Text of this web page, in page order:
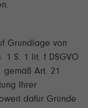
Grundlage von
1 S. 1 lit. f DSGVO
Art. 21
Ihrer
dafür Gründe